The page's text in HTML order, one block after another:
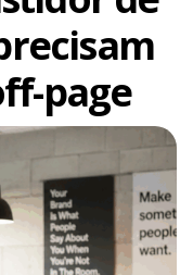
page